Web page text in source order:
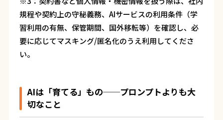
規程や契約上の守秘義務、AIサービスの利用条件（学
習利用の有無、保管期間、国外移転等）を確認し、必
要に応じてマスキング/匿名化のうえ利用してくださ
い。
AIは「育てる」もの──プロンプトよりも大
切なこと